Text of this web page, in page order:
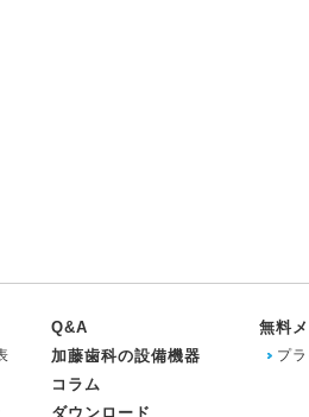
Q&A
加藤歯科の設備機器
コラム
ダウンロード
無料
プ